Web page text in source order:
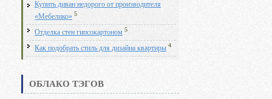
Купить диван недорого от производителя
«Мебелико» 5
Отделка стен гипсокартоном 5
Как подобрать стиль для дизайна квартиры 4
ОБЛАКО ТЭГОВ